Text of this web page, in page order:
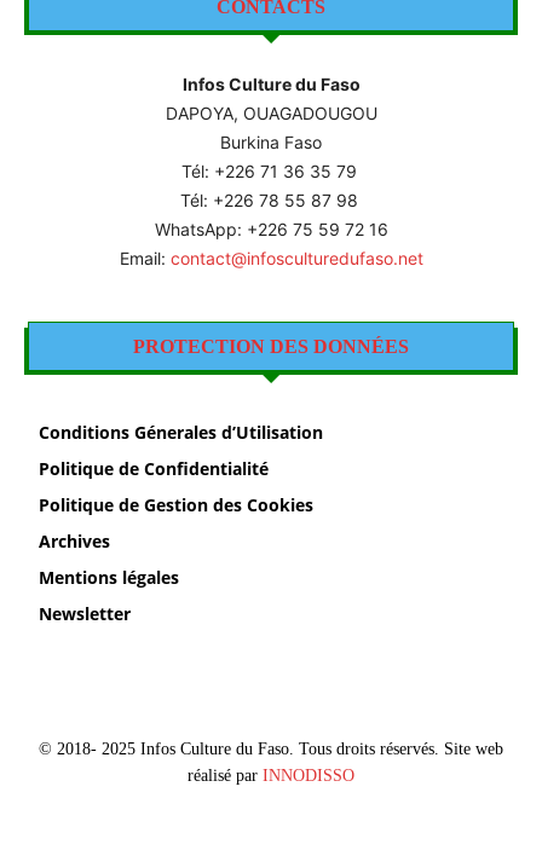
CONTACTS
Infos Culture du Faso
DAPOYA, OUAGADOUGOU
Burkina Faso
Tél: +226 71 36 35 79
Tél: +226 78 55 87 98
WhatsApp: +226 75 59 72 16
Email: contact@infosculturedufaso.net
PROTECTION DES DONNÉES
Conditions Génerales d’Utilisation
Politique de Confidentialité
Politique de Gestion des Cookies
Archives
Mentions légales
Newsletter
© 2018- 2025 Infos Culture du Faso. Tous droits réservés. Site web
réalisé par INNODISSO